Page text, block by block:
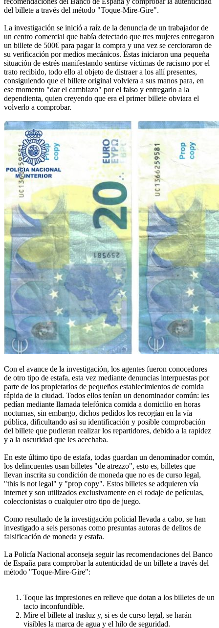
del billete a través del método "Toque-Mire-Gire".
La investigación se inició a raíz de la denuncia de un trabajador de
un centro comercial que había detectado que tres mujeres entregaron
un billete de 500€ para pagar la compra y una vez se cercioraron de
su verificación por medios mecánicos. Éstas iniciaron una pequeña
situación de estrés manifestando sentirse víctimas de racismo por el
trato recibido, todo ello al objeto de distraer a los allí presentes,
consiguiendo que el billete original volviera a sus manos para, en
ese momento "dar el cambiazo" por el falso y entregarlo a la
dependienta, quien creyendo que era el primer billete obviara el
volverlo a comprobar.
Con el avance de la investigación, los agentes fueron conocedores
de otro tipo de estafa, esta vez mediante denuncias interpuestas por
parte de los propietarios de pequeños establecimientos de comida
rápida de la ciudad. Todos ellos tenían un denominador común: les
pedían mediante llamada telefónica comida a domicilio en horas
nocturnas, sin embargo, dichos pedidos los recogían en la vía
pública, dificultando así su identificación y posible comprobación
del billete que pudieran realizar los repartidores, debido a la rapidez
y a la oscuridad que les acechaba.
En este último tipo de estafa, todas guardan un denominador común,
los delincuentes usan billetes "de atrezzo", esto es, billetes que
llevan inscrita su condición de moneda que no es de curso legal,
"this is not legal" y "prop copy". Estos billetes se adquieren vía
internet y son utilizados exclusivamente en el rodaje de películas,
coleccionistas o cualquier otro tipo de juego.
Como resultado de la investigación policial llevada a cabo, se han
investigado a seis personas como presuntas autoras de delitos de
falsificación de moneda y estafa.
La Policía Nacional aconseja seguir las recomendaciones del Banco
de España para comprobar la autenticidad de un billete a través del
método "Toque-Mire-Gire":
Toque las impresiones en relieve que dotan a los billetes de un
tacto inconfundible.
Mire el billete al trasluz y, si es de curso legal, se harán
visibles la marca de agua y el hilo de seguridad.